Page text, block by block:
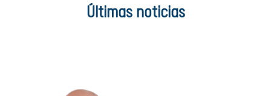
Últimas noticias